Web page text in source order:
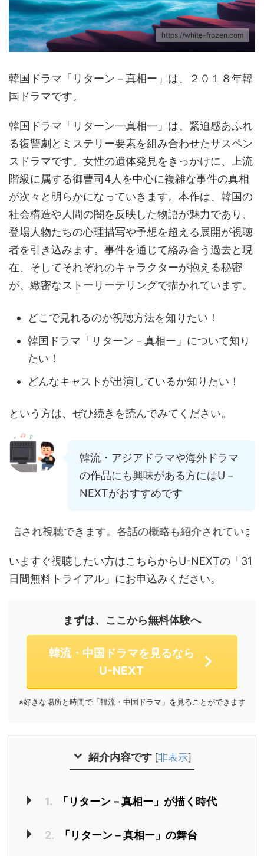
https://white-frozen.com
韓国ドラマ「リターン－真相ー」は、２０１８年韓
国ドラマです。
韓国ドラマ「リターン―真相―」は、緊迫感あふれ
る復讐劇とミステリー要素を組み合わせたサスペン
スドラマです。女性の遺体発見をきっかけに、上流
階級に属する御曹司4人を中心に複雑な事件の真相
が次々と明らかになっていきます。本作は、韓国の
社会構造や人間の闇を反映した物語が魅力であり、
登場人物たちの心理描写や予想を超える展開が視聴
者を引き込みます。事件を通じて絡み合う過去と現
在、そしてそれぞれのキャラクターが抱える秘密
が、緻密なストーリーテリングで描かれています。
どこで見れるのか視聴方法を知りたい！
韓国ドラマ「リターン－真相ー」について知り
たい！
どんなキャストが出演しているか知りたい！
という方は、ぜひ続きを読んでみてください。
韓流・アジアドラマや海外ドラマ
の作品にも興味がある方にはU－
NEXTがおすすめです
ます。各話の概略も紹介されていますので、覗いて
いますぐ視聴したい方はこちらからU-NEXTの「31
日間無料トライアル」にお申込みください。
まずは、ここから無料体験へ
韓流・中国ドラマを見るなら
U-NEXT
※好きな場所と時間で「韓流・中国ドラマ」を見ることができます
紹介内容です [非表示]
1. 「リターン－真相ー」が描く時代
2. 「リターン－真相ー」の舞台